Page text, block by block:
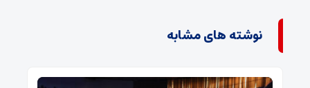
نوشته های مشابه